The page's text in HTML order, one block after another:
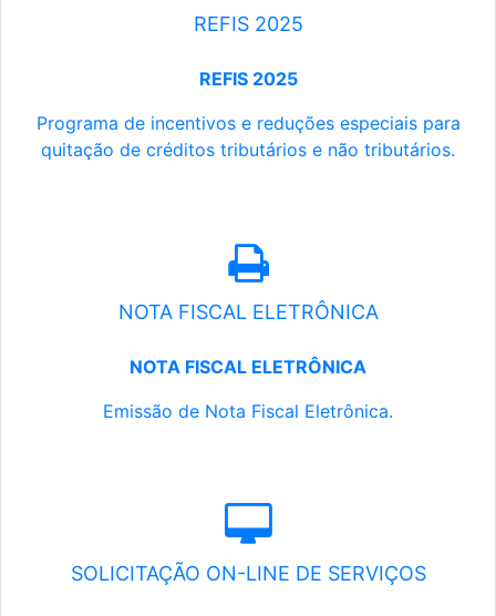
REFIS 2025
REFIS 2025
Programa de incentivos e reduções especiais para
quitação de créditos tributários e não tributários.
NOTA FISCAL ELETRÔNICA
NOTA FISCAL ELETRÔNICA
Emissão de Nota Fiscal Eletrônica.
SOLICITAÇÃO ON-LINE DE SERVIÇOS